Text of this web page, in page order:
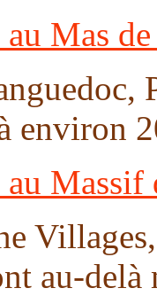
Mas
environ
Massif
au-delà